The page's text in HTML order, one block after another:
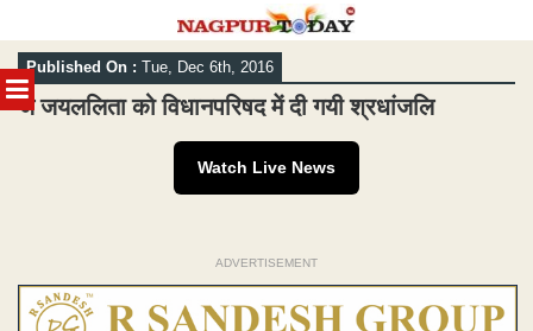
MENU
Skip
to
content
Published On : Tue, Dec 6th, 2016
जे जयललिता को विधानपरिषद में दी गयी श्रधांजलि
Watch Live News
ADVERTISEMENT